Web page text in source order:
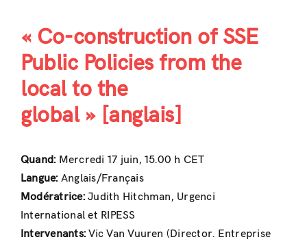
« Co-construction of SSE
Public Policies from the
local to the
global »[anglais]
Quand:Mercredi 17 juin, 15.00 h CET
Langue:Anglais/Français
Modératrice:Judith Hitchman, Urgenci
International et RIPESS
Intervenants:Vic Van Vuuren (Director. Entreprise